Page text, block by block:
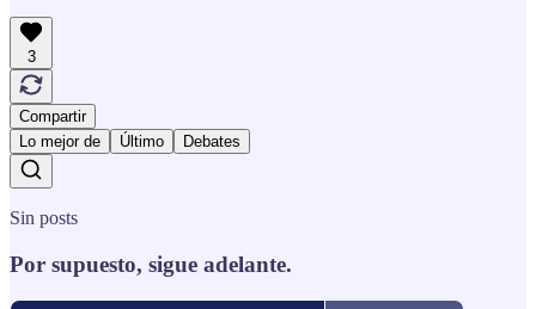
3
Compartir
Lo mejor de
Último Debates
Sin posts
Por supuesto, sigue adelante.